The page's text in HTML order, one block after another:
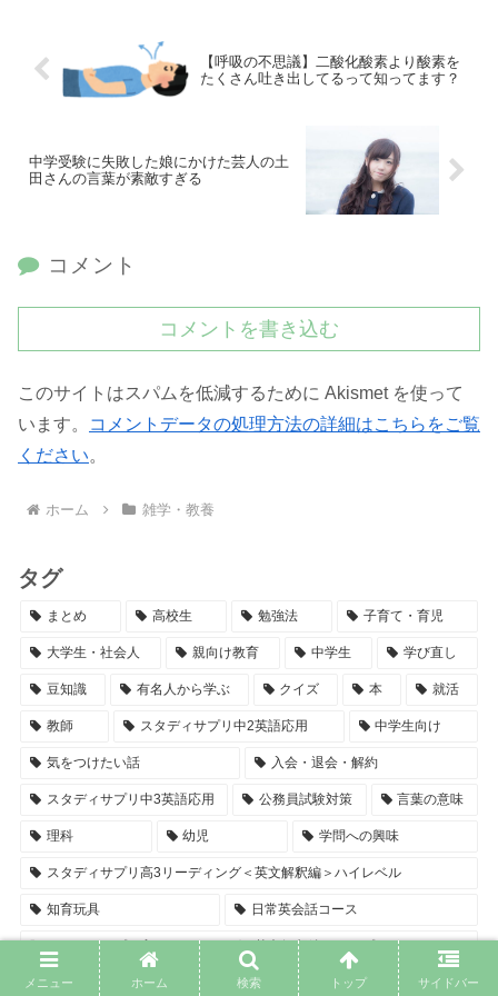
【呼吸の不思議】二酸化酸素より酸素を
たくさん吐き出してるって知ってます？
中学受験に失敗した娘にかけた芸人の土
田さんの言葉が素敵すぎる
コメント
コメントを書き込む
このサイトはスパムを低減するために Akismet を使って
います。
コメントデータの処理方法の詳細はこちらをご覧
ください。
ホーム 雑学・教養
タグ
まとめ 高校生 勉強法 子育て・育児
大学生・社会人 親向け教育 中学生 学び直し
豆知識 有名人から学ぶ クイズ 本 就活
教師 スタディサプリ中2英語応用 中学生向け
気をつけたい話 入会・退会・解約
スタディサプリ中3英語応用 公務員試験対策 言葉の意味
理科 幼児 学問への興味
スタディサプリ高3リーディング＜英文解釈編＞ハイレベル
知育玩具 日常英会話コース
スタディサプリ高3リーディング＜英文解釈編＞トップレベル
スタディサプリ高3リーディング＜英文解釈編＞スタンダードレベル
メニュー ホーム 検索 トップ サイドバー